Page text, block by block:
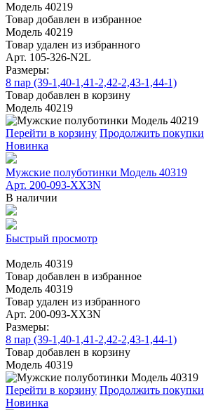
Модель 40219
Товар добавлен в избранное
Модель 40219
Товар удален из избранного
Арт. 105-326-N2L
Размеры:
8 пар (39-1,40-1,41-2,42-2,43-1,44-1)
Товар добавлен в корзину
Модель 40219
Перейти в корзину Продолжить покупки
Новинка
Мужские полуботинки Модель 40319
Арт. 200-093-XX3N
В наличии
Быстрый просмотр
Модель 40319
Товар добавлен в избранное
Модель 40319
Товар удален из избранного
Арт. 200-093-XX3N
Размеры:
8 пар (39-1,40-1,41-2,42-2,43-1,44-1)
Товар добавлен в корзину
Модель 40319
Перейти в корзину Продолжить покупки
Новинка